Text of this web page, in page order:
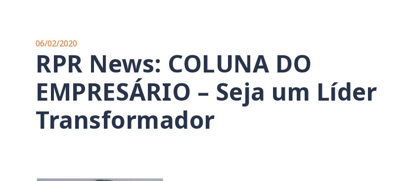
06/02/2020
RPR News: COLUNA DO
EMPRESÁRIO – Seja um Líder
Transformador